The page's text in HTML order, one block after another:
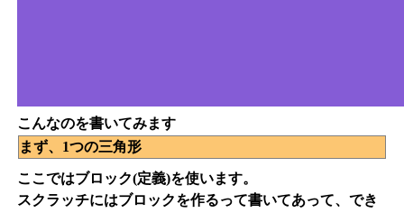
こんなのを書いてみます
まず、1つの三角形
ここではブロック(定義)を使います。
スクラッチにはブロックを作るって書いてあって、でき